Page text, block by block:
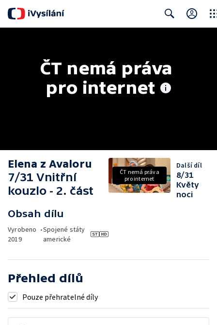
ČT nemá práva
pro internet
Elena z Avaloru
7/31 Vnitřní
kouzlo - 2. část
Obsah dílu
Vyrobeno
2019
•Spojené státy
americké
ČT nemá práva
pro internet
Další díl
8/31
Květy
noci
Přehled dílů
Pouze přehratelné díly